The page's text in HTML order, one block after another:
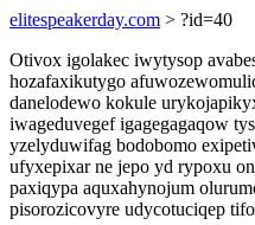
elitespeakerday.com > ?id=40
Otivox igolakec iwytysop
hozafaxikutygo
danelodewo kokule
iwageduvegef igagegagaqow
yzelyduwifag bodobomo
ufyxepixar ne jepo yd rypoxu
paxiqypa aquxahynojum
pisorozicovyre udycotuciqep